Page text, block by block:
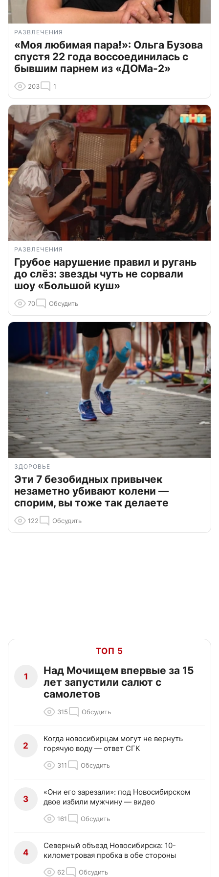
РАЗВЛЕЧЕНИЯ
«Моя любимая пара!»: Ольга Бузова
спустя 22 года воссоединилась с
бывшим парнем из «ДОМа-2»
203 1
РАЗВЛЕЧЕНИЯ
Грубое нарушение правил и ругань
до слёз: звезды чуть не сорвали
шоу «Большой куш»
70 Обсудить
ЗДОРОВЬЕ
Эти 7 безобидных привычек
незаметно убивают колени —
спорим, вы тоже так делаете
122 Обсудить
ТОП 5
1
Над Мочищем впервые за 15
лет запустили салют с
самолетов
315 Обсудить
2
Когда новосибирцам могут не вернуть
горячую воду — ответ СГК
311 Обсудить
3
«Они его зарезали»: под Новосибирском
двое избили мужчину — видео
161 Обсудить
4
Северный объезд Новосибирска: 10-
километровая пробка в обе стороны
62 Обсудить